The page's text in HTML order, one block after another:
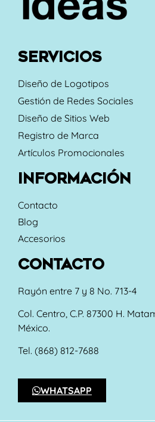
SERVICIOS
Diseño de Logotipos
Gestión de Redes Sociales
Diseño de Sitios Web
Registro de Marca
Artículos Promocionales
INFORMACIÓN
Contacto
Blog
Accesorios
CONTACTO
Rayón entre 7 y 8 No. 713-4
Col. Centro, C.P. 87300 H.
México.
Tel. (868) 812-7688
WHATSAPP